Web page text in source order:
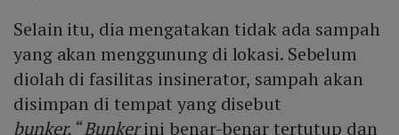
Selain itu, dia mengatakan tidak ada sampah
yang akan menggunung di lokasi. Sebelum
diolah di fasilitas insinerator, sampah akan
disimpan di tempat yang disebut
bunker. “Bunkerini benar-benar tertutup dan